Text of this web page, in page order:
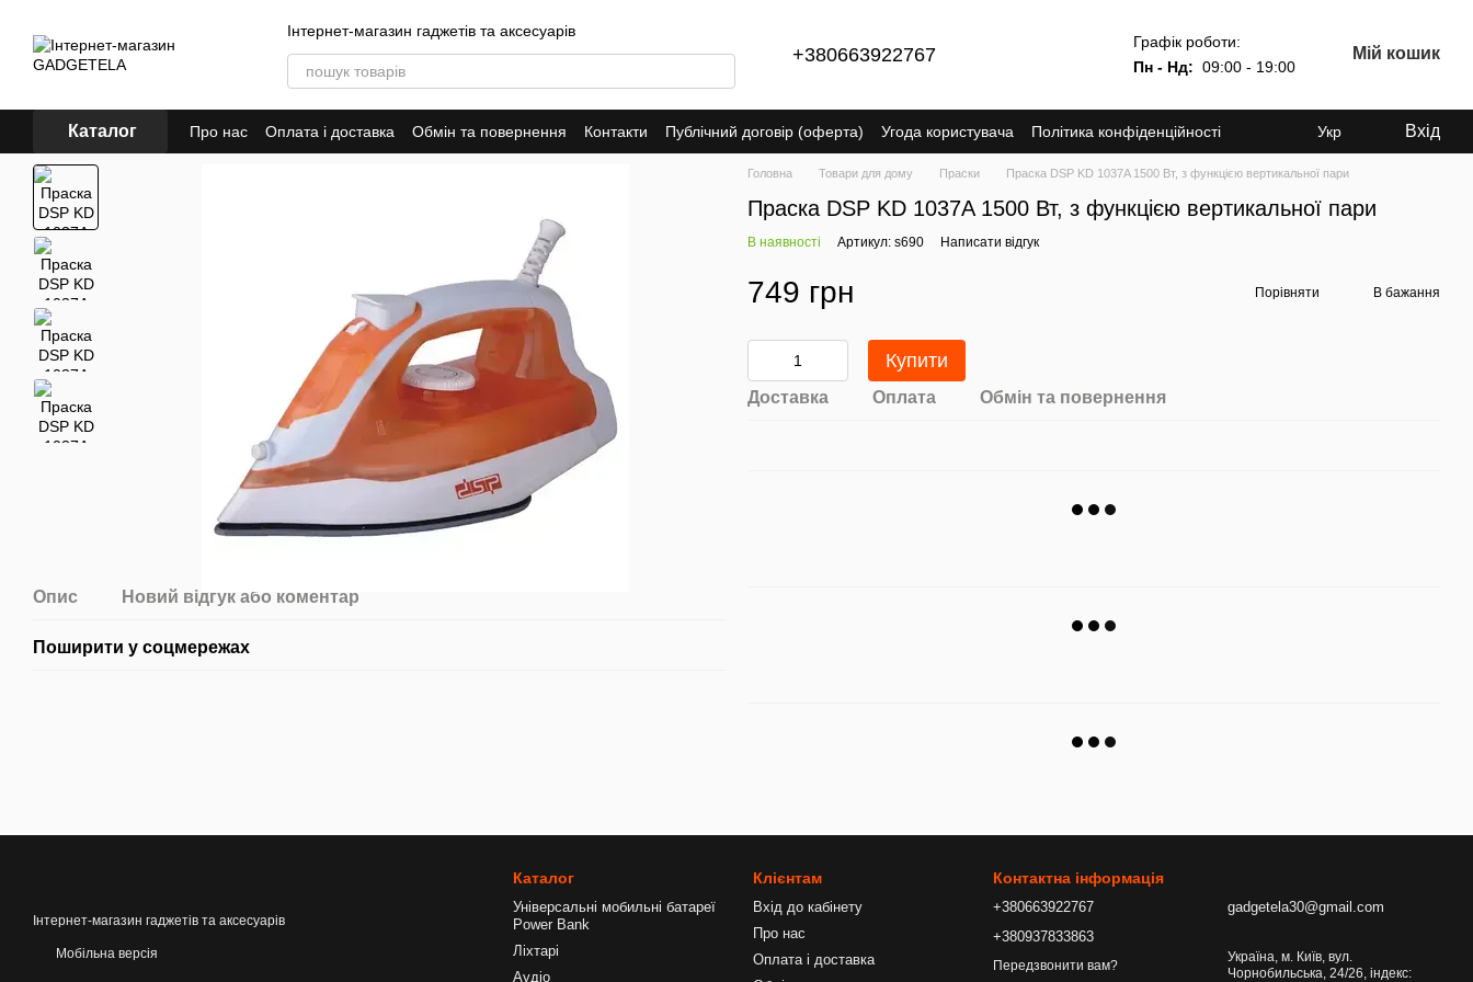
Інтернет-магазин гаджетів та аксесуарів
+380663922767
Графік роботи:
Пн - Нд: 09:00 - 19:00
Мій кошик
Каталог Про нас Оплата і доставка Обмін та повернення Контакти Публічний договір (оферта) Угода користувача Політика конфіденційності Укр Вхід
Опис Новий відгук або коментар
Поширити у соцмережах
Головна Товари для дому Праски Праска DSP KD 1037A 1500 Вт, з функцією вертикальної пари
Праска DSP KD 1037A 1500 Вт, з функцією вертикальної пари
В наявності Артикул: s690 Написати відгук
749 грн Порівняти В бажання
Купити
Доставка Оплата Обмін та повернення
Інтернет-магазин гаджетів та аксесуарів
Мобільна версія
Каталог
Універсальні мобильні батареї
Power Bank
Ліхтарі
Аудіо
Клієнтам
Вхід до кабінету
Про нас
Оплата і доставка
Контактна інформація
+380663922767
+380937833863
Передзвонити вам?
gadgetela30@gmail.com
Україна, м. Київ, вул.
Чорнобильська, 24/26, індекс: